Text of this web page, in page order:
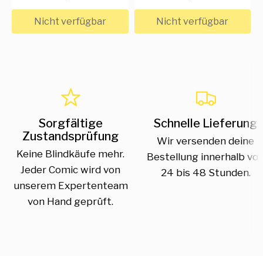
Nicht verfügbar Nicht verfügbar
Sorgfältige
Zustandsprüfung
Keine Blindkäufe mehr.
Jeder Comic wird von
unserem Expertenteam
von Hand geprüft.
Schnelle Lieferung
Wir versenden deine
Bestellung innerhalb
24 bis 48 Stunden.